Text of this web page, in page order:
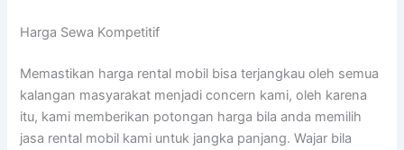
Harga Sewa Kompetitif
Memastikan harga rental mobil bisa terjangkau oleh semua
kalangan masyarakat menjadi concern kami, oleh karena
itu, kami memberikan potongan harga bila anda memilih
jasa rental mobil kami untuk jangka panjang. Wajar bila